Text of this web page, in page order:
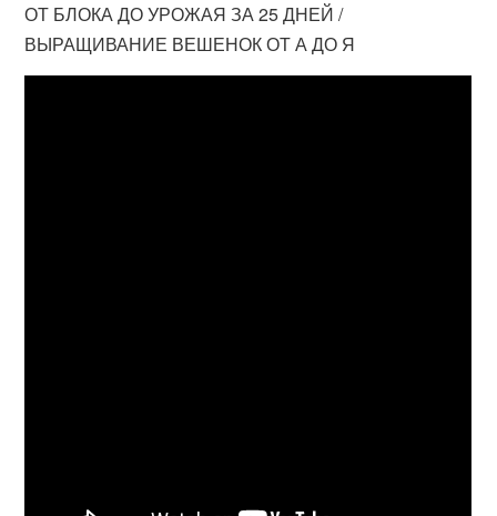
ОТ БЛОКА ДО УРОЖАЯ ЗА 25 ДНЕЙ /
ВЫРАЩИВАНИЕ ВЕШЕНОК ОТ А ДО Я